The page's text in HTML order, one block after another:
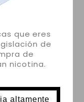
que eres
de
de
nicotina.
altamente